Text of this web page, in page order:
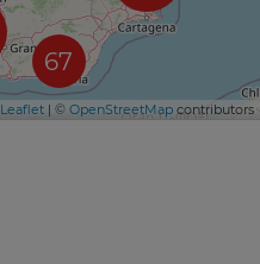
67
Leaflet | © OpenStreetMap contributors